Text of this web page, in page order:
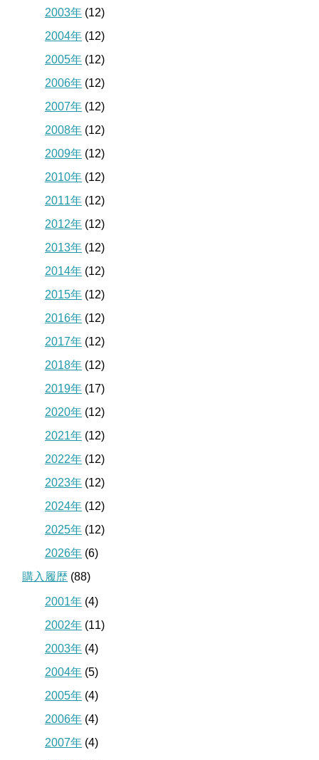
2003年 (12)
2004年 (12)
2005年 (12)
2006年 (12)
2007年 (12)
2008年 (12)
2009年 (12)
2010年 (12)
2011年 (12)
2012年 (12)
2013年 (12)
2014年 (12)
2015年 (12)
2016年 (12)
2017年 (12)
2018年 (12)
2019年 (17)
2020年 (12)
2021年 (12)
2022年 (12)
2023年 (12)
2024年 (12)
2025年 (12)
2026年 (6)
購入履歴 (88)
2001年 (4)
2002年 (11)
2003年 (4)
2004年 (5)
2005年 (4)
2006年 (4)
2007年 (4)